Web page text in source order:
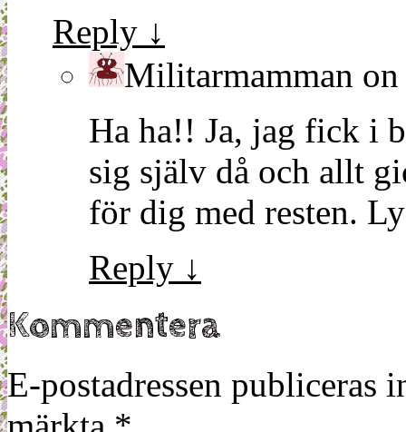
Reply ↓
Militarmamman
Ha ha!! Ja, jag fick i
sig själv då och allt
för dig med resten.
Reply ↓
Kommentera
E-postadressen publiceras